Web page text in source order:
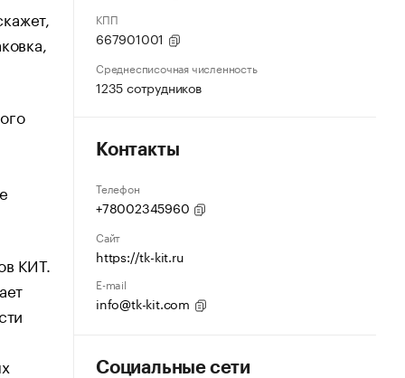
КИТ.
КПП
667901001
Среднесписочная численность
1235 сотрудников
Контакты
Телефон
+78002345960
Сайт
https://tk-kit.ru
E-mail
info@tk-kit.com
Социальные сети